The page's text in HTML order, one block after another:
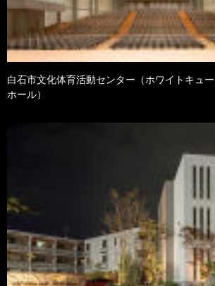
白石市文化体育活動センター（ホワイトキュ
ホール）